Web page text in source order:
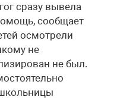
сразу вывела
сообщает
осмотрели
не
не был.